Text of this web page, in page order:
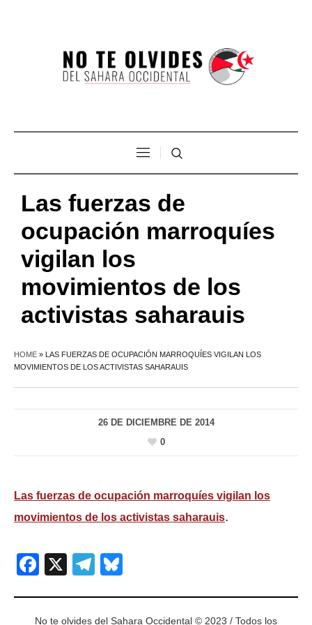
Las fuerzas de
ocupación marroquíes
vigilan los
movimientos de los
activistas saharauis
HOME » LAS FUERZAS DE OCUPACIÓN MARROQUÍES VIGILAN LOS
MOVIMIENTOS DE LOS ACTIVISTAS SAHARAUIS
26 DE DICIEMBRE DE 2014
0
Las fuerzas de ocupación marroquíes vigilan los
movimientos de los activistas saharauis.
Facebook
X Telegram
No te olvides del Sahara Occidental © 2023 / Todos los